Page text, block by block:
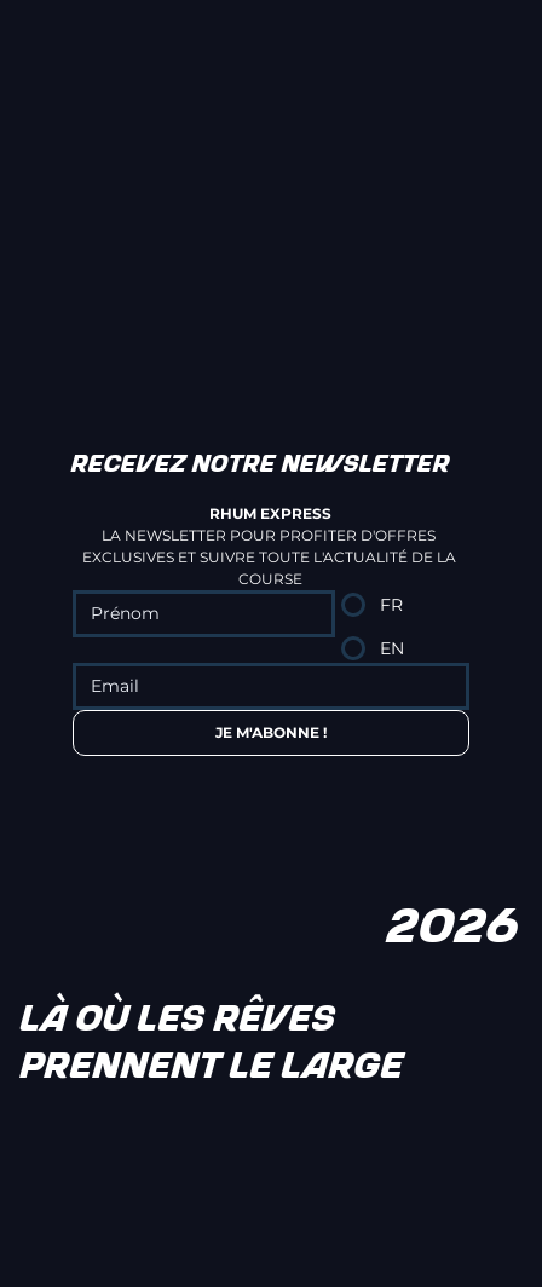
LÀ OÙ LES RÊVES
PRENNENT LE LARGE
RECEVEZ NOTRE NEWSLETTER
RHUM EXPRESS
LA NEWSLETTER POUR PROFITER D'OFFRES
EXCLUSIVES ET SUIVRE TOUTE L'ACTUALITÉ DE LA
COURSE
FR
EN
JE M'ABONNE !
2026